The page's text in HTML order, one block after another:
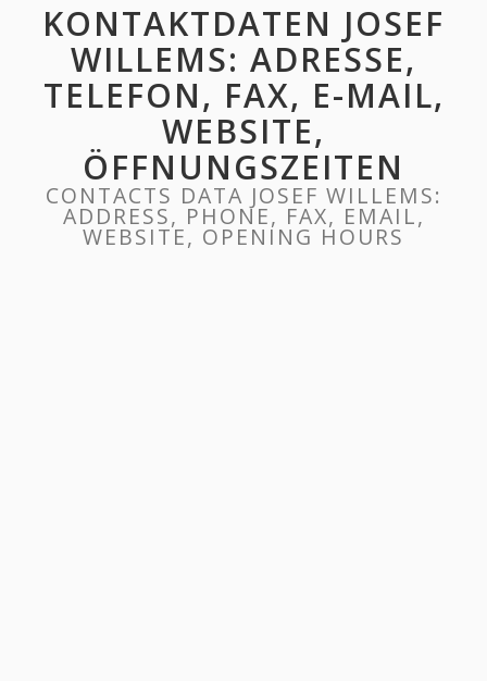
KONTAKTDATEN JOSEF
WILLEMS: ADRESSE,
TELEFON, FAX, E-MAIL,
WEBSITE,
ÖFFNUNGSZEITEN
CONTACTS DATA JOSEF WILLEMS:
ADDRESS, PHONE, FAX, EMAIL,
WEBSITE, OPENING HOURS